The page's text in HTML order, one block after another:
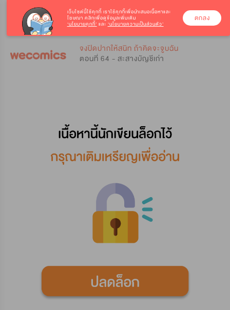
จงปิดปากให้สนิท ถ้าคิดจะจูบฉัน
ตอนที่ 64 - สะสางบัญชีเก่า
เว็บไซต์นี้ใช้คุกกี้ เราใช้คุกกี้เพื่อนำเสนอเนื้อหาและ
โฆษณา คลิกเพื่อดูข้อมูลเพิ่มเติม
‘นโยบายคุกกี้’ และ ‘นโยบายความเป็นส่วนตัว’
ตกลง